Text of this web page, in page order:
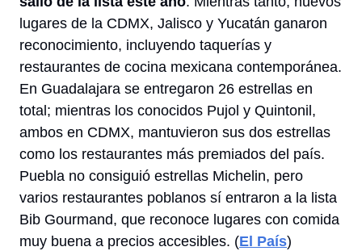
lugares de la CDMX, Jalisco y Yucatán ganaron
reconocimiento, incluyendo taquerías y
restaurantes de cocina mexicana contemporánea.
En Guadalajara se entregaron 26 estrellas en
total; mientras los conocidos Pujol y Quintonil,
ambos en CDMX, mantuvieron sus dos estrellas
como los restaurantes más premiados del país.
Puebla no consiguió estrellas Michelin, pero
varios restaurantes poblanos sí entraron a la lista
Bib Gourmand, que reconoce lugares con comida
muy buena a precios accesibles. (El País)